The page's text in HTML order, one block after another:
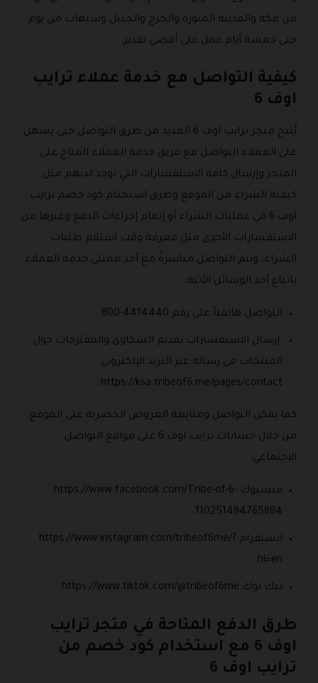
من مكة والمدينة المنورة والخرج والجبيل وسيهات من يوم
حتى خمسة أيام عمل على أقصى تقدير.
كيفية التواصل مع خدمة عملاء ترايب
اوف 6
يُتيح متجر ترايب اوف 6 العديد من طرق التواصل حتى يسهل
على العملاء التواصل مع فريق خدمة العملاء المتاح على
المتجر وإرسال كافة الاستفسارات التي توجد لديهم مثل
كيفية الشراء من الموقع وطرق استخدام كود خصم ترايب
اوف 6 في عمليات الشراء أو إتمام إجراءات الدفع وغيرها من
الاستفسارات الأخرى مثل معرفة وقت استلام طلبات
الشراء، ويتم التواصل مباشرةً مع أحد ممثلي خدمة العملاء
باتباع أحد الوسائل الأتية:
التواصل هاتفياً على رقم 4414440-800.
إرسال الاستفسارات تقديم الشكاوى والمقترحات حول
المنتجات في رسالة عبر البريد الإلكتروني
https://ksa.tribeof6.me/pages/contact.
كما يمكن التواصل ومتابعة العروض الحصرية على الموقع
من خلال حسابات ترايب اوف 6 على مواقع التواصل
الاجتماعي:
فيسبوك https://www.facebook.com/Tribe-of-6-
110251494765884.
انستقرام https://www.instagram.com/tribeof6me/?
hl=en.
تيك توك https://www.tiktok.com/@tribeof6me.
طرق الدفع المتاحة في متجر ترايب
اوف 6 مع استخدام كود خصم من
ترايب اوف 6